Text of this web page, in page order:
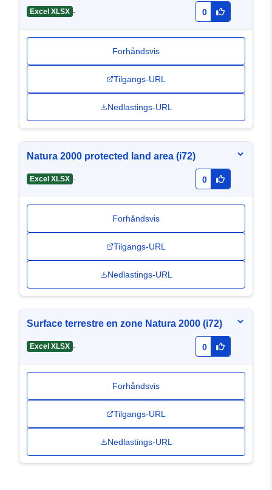
Excel XLSX - 0
Forhåndsvis
Tilgangs-URL
Nedlastings-URL
Natura 2000 protected land area (i72)
Excel XLSX - 0
Forhåndsvis
Tilgangs-URL
Nedlastings-URL
Surface terrestre en zone Natura 2000 (i72)
Excel XLSX - 0
Forhåndsvis
Tilgangs-URL
Nedlastings-URL